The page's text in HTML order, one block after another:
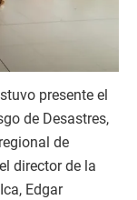
presente el
de Desastres,
de
director de la
Edgar